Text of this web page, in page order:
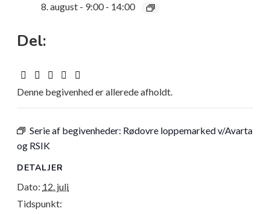
8. august - 9:00- 14:00
Del:
Denne begivenhed er allerede afholdt.
Serie af begivenheder: Rødovre loppemarked v/Avarta
og RSIK
DETALJER
Dato: 12. juli
Tidspunkt: